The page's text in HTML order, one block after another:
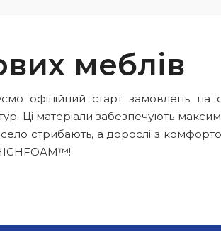
меблів
офіційний старт замовлень на
Ці матеріали забезпечують
стрибають, а дорослі з